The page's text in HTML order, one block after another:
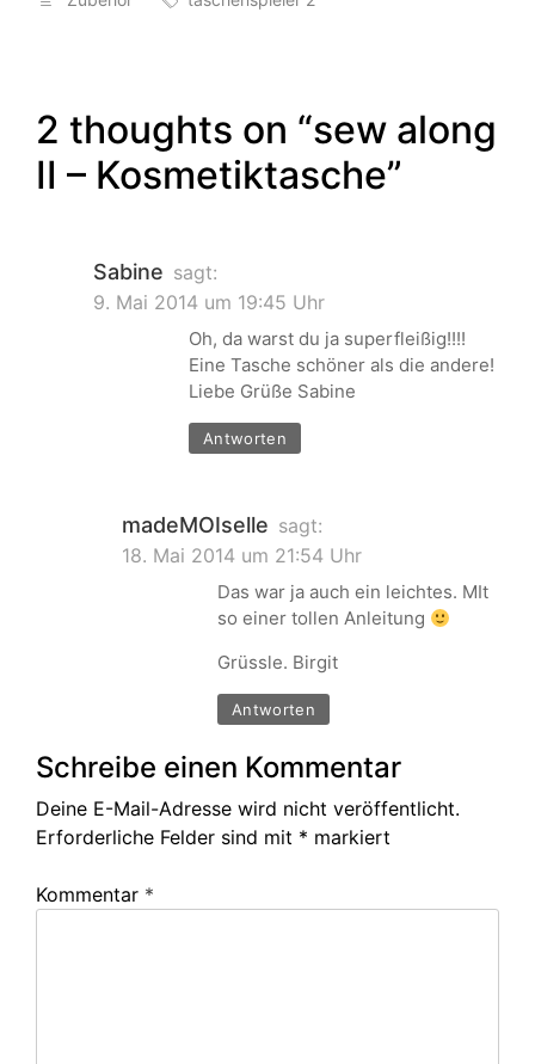
2 thoughts on “sew along
II – Kosmetiktasche”
Sabine sagt:
9. Mai 2014 um 19:45 Uhr
Oh, da warst du ja superfleißig!!!!
Eine Tasche schöner als die andere!
Liebe Grüße Sabine
Antworten
madeMOIselle sagt:
18. Mai 2014 um 21:54 Uhr
Das war ja auch ein leichtes. MIt
so einer tollen Anleitung
Grüssle. Birgit
Antworten
Schreibe einen Kommentar
Deine E-Mail-Adresse wird nicht veröffentlicht.
Erforderliche Felder sind mit * markiert
Kommentar *